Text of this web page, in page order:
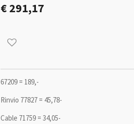
€ 291,17
67209 = 189,-
Rinvio 77827 = 45,78-
Cable 71759 = 34,05-